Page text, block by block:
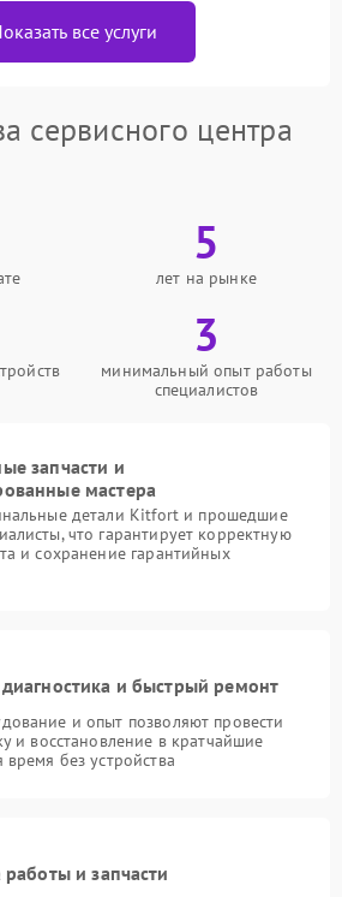
все услуги
сервисного центра
5
лет на рынке
3
минимальный опыт работы
специалистов
запчасти и
мастера
детали Kitfort и прошедшие
что гарантирует корректную
и сохранение гарантийных
диагностика и быстрый ремонт
и опыт позволяют провести
и восстановление в кратчайшие
без устройства
работы и запчасти